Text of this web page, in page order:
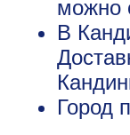
можно
В
Город